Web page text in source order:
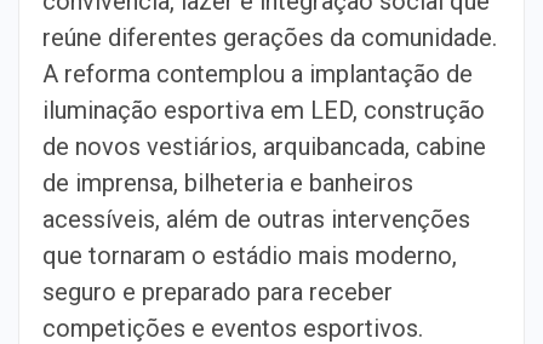
reúne diferentes gerações da comunidade.
A reforma contemplou a implantação de
iluminação esportiva em LED, construção
de novos vestiários, arquibancada, cabine
de imprensa, bilheteria e banheiros
acessíveis, além de outras intervenções
que tornaram o estádio mais moderno,
seguro e preparado para receber
competições e eventos esportivos.